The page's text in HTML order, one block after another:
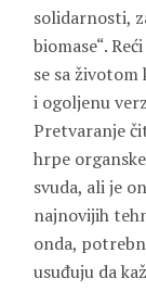
solidarnosti,
biomase“.
se sa životom
i ogoljenu
Pretvaranje
hrpe
svuda, ali je
najnovijih
onda,
usuđuju da